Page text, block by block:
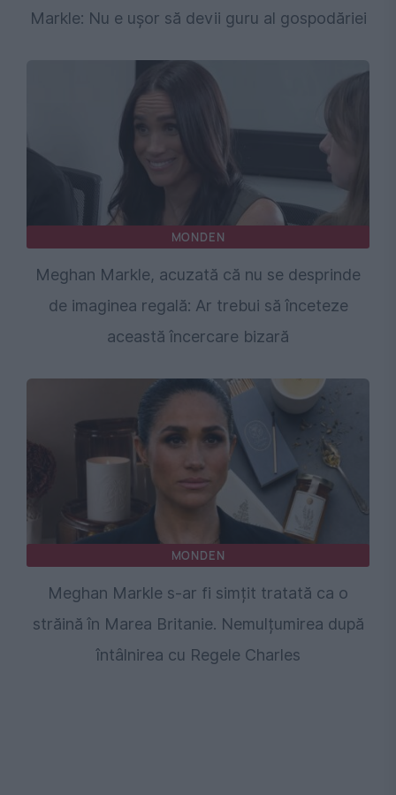
Markle: Nu e ușor să devii guru al gospodăriei
MONDEN
Meghan Markle, acuzată că nu se desprinde
de imaginea regală: Ar trebui să înceteze
această încercare bizară
MONDEN
Meghan Markle s-ar fi simțit tratată ca o
străină în Marea Britanie. Nemulțumirea după
întâlnirea cu Regele Charles